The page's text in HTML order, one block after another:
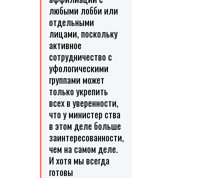
любыми лобби или
отдельными
лицами, поскольку
активное
сотрудничество с
уфологическими
группами может
только укрепить
всех в уверенности,
что у министер ства
в этом деле больше
заинтересованности,
чем на самом деле.
И хотя мы всегда
готовы